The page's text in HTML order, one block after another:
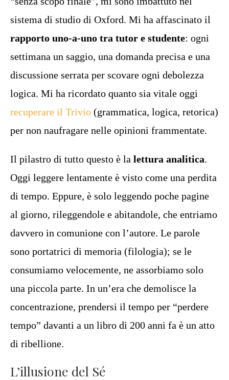
sistema di studio di Oxford. Mi ha affascinato il
rapporto uno-a-uno tra tutor e studente: ogni
settimana un saggio, una domanda precisa e una
discussione serrata per scovare ogni debolezza
logica. Mi ha ricordato quanto sia vitale oggi
recuperare il Trivio (grammatica, logica, retorica)
per non naufragare nelle opinioni frammentate.
Il pilastro di tutto questo è la lettura analitica.
Oggi leggere lentamente è visto come una perdita
di tempo. Eppure, è solo leggendo poche pagine
al giorno, rileggendole e abitandole, che entriamo
davvero in comunione con l’autore. Le parole
sono portatrici di memoria (filologia); se le
consumiamo velocemente, ne assorbiamo solo
una piccola parte. In un’era che demolisce la
concentrazione, prendersi il tempo per “perdere
tempo” davanti a un libro di 200 anni fa è un atto
di ribellione.
L’illusione del Sé